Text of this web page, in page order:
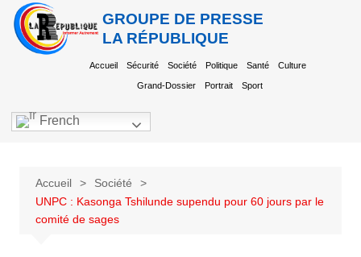
GROUPE DE PRESSE
LA RÉPUBLIQUE
Accueil Sécurité Société Politique Santé Culture
Grand-Dossier Portrait Sport
French
Accueil
Société
UNPC : Kasonga Tshilunde supendu pour 60 jours par le
comité de sages